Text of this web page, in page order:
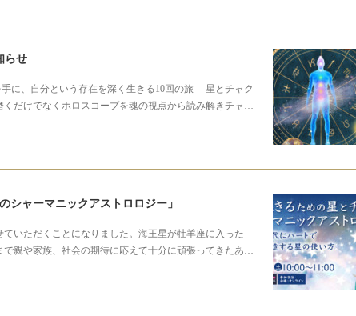
らせ
に、自分という存在を深く生きる10回の旅 ―星とチャク
だけでなくホロスコープを魂の視点から読み解きチャ…
シャーマニックアストロロジー」
いただくことになりました。海王星が牡羊座に入った
親や家族、社会の期待に応えて十分に頑張ってきたあ…